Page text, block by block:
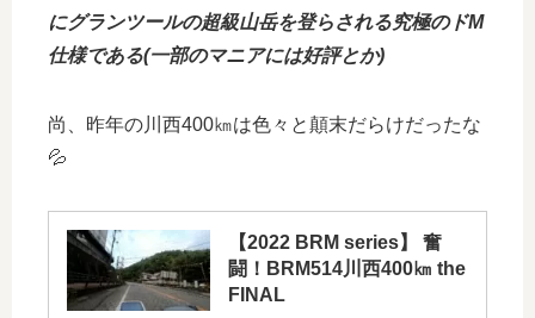
にグランツールの超級山岳を登らされる究極のドM
仕様である(一部のマニアには好評とか)
尚、昨年の川西400㎞は色々と顛末だらけだったな
💦
【2022 BRM series】 奮
闘！BRM514川西400㎞ the
FINAL